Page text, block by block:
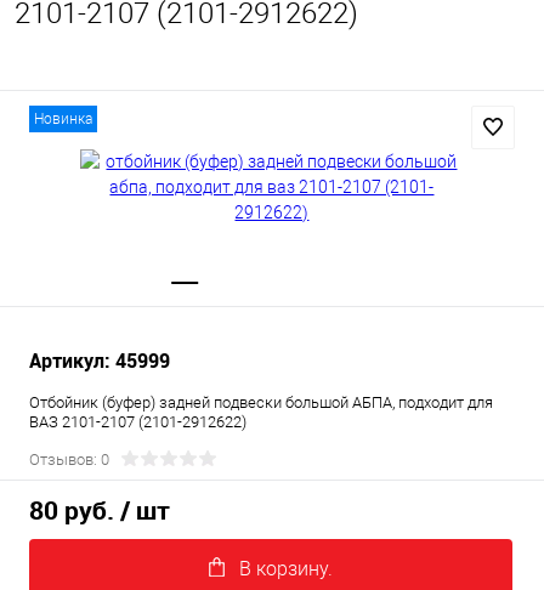
2101-2107 (2101-2912622)
Новинка
Артикул: 45999
Отбойник (буфер) задней подвески большой АБПА, подходит для
ВАЗ 2101-2107 (2101-2912622)
Отзывов: 0
80 руб. / шт
В корзину.